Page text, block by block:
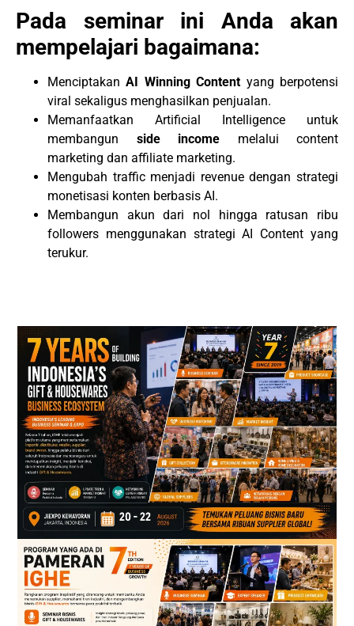
Pada seminar ini Anda akan
mempelajari bagaimana:
MenciptakanAI Winning Content yang berpotensi
viral sekaligus menghasilkan penjualan.
Memanfaatkan Artificial Intelligence untuk
membangun side income melalui content
marketing dan affiliate marketing.
Mengubah traffic menjadi revenue dengan strategi
monetisasi konten berbasis AI.
Membangun akun dari nol hingga ratusan ribu
followers menggunakan strategi AI Content yang
terukur.